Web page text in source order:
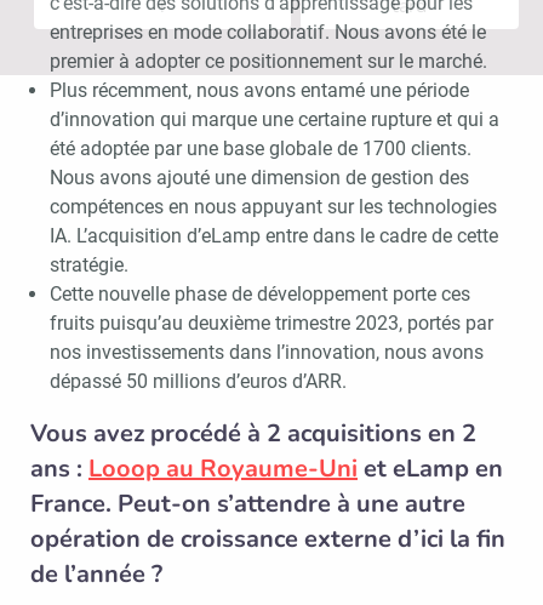
entreprises en mode collaboratif. Nous avons été le
premier à adopter ce positionnement sur le marché.
Plus récemment, nous avons entamé une période
d’innovation qui marque une certaine rupture et qui a
été adoptée par une base globale de 1700 clients.
Nous avons ajouté une dimension de gestion des
compétences en nous appuyant sur les technologies
IA. L’acquisition d’eLamp entre dans le cadre de cette
stratégie.
Cette nouvelle phase de développement porte ces
fruits puisqu’au deuxième trimestre 2023, portés par
nos investissements dans l’innovation, nous avons
dépassé 50 millions d’euros d’ARR.
Vous avez procédé à 2 acquisitions en 2
ans : Looop au Royaume-Uni et eLamp en
France. Peut-on s’attendre à une autre
opération de croissance externe d’ici la fin
de l’année ?
!
tard